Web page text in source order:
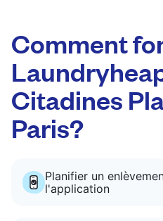
Comment
Citadines
Paris?
Planifier un
l'application